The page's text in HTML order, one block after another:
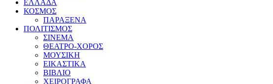
ΕΛΛΑΔΑ
ΚΟΣΜΟΣ
ΠΑΡΑΞΕΝΑ
ΠΟΛΙΤΙΣΜΟΣ
ΣΙΝΕΜΑ
ΘΕΑΤΡΟ-ΧΟΡΟΣ
ΜΟΥΣΙΚΗ
ΕΙΚΑΣΤΙΚΑ
ΒΙΒΛΙΟ
ΧΕΙΡΟΓΡΑΦΑ